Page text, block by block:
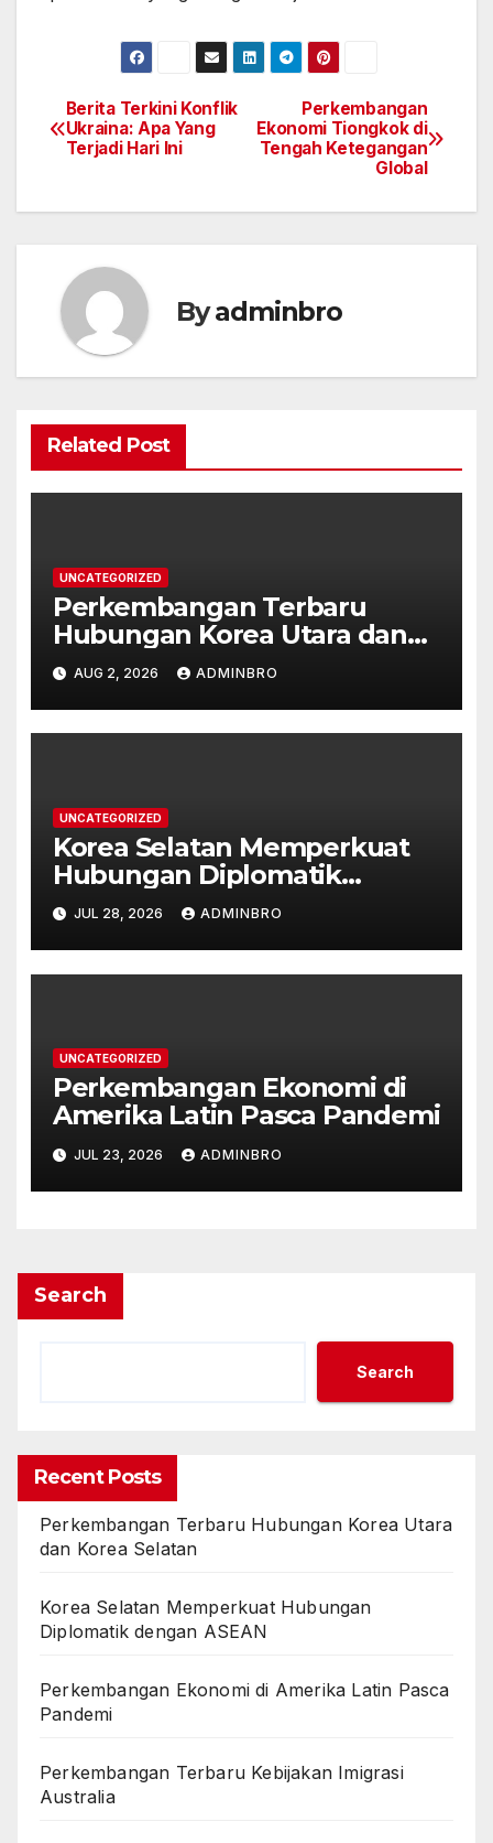
Post
navigation
Perkembangan
Ekonomi Tiongkok di
Tengah Ketegangan
Global
Berita Terkini Konflik
Ukraina: Apa Yang
Terjadi Hari Ini
Byadminbro
Related Post
UNCATEGORIZED
Perkembangan Terbaru
Hubungan Korea Utara dan
Korea Selatan
AUG 2, 2026 ADMINBRO
UNCATEGORIZED
Korea Selatan Memperkuat
Hubungan Diplomatik
dengan ASEAN
JUL 28, 2026 ADMINBRO
UNCATEGORIZED
Perkembangan Ekonomi di
Amerika Latin Pasca Pandemi
JUL 23, 2026 ADMINBRO
Search
Search
Recent Posts
Perkembangan Terbaru Hubungan Korea Utara
dan Korea Selatan
Korea Selatan Memperkuat Hubungan
Diplomatik dengan ASEAN
Perkembangan Ekonomi di Amerika Latin Pasca
Pandemi
Perkembangan Terbaru Kebijakan Imigrasi
Australia